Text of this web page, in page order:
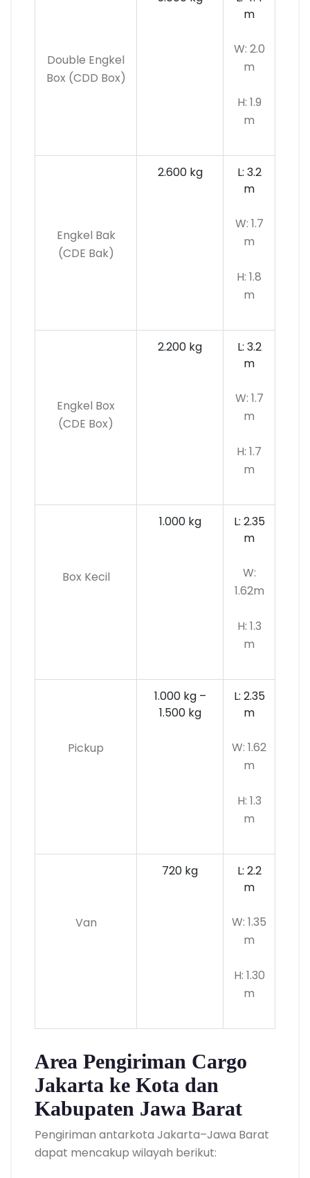
Double Engkel
Box (CDD Box)
m
W: 2.0
m
H: 1.9
m
Engkel Bak
(CDE Bak)
2.600 kg
L: 3.2
m
W: 1.7
m
H: 1.8
m
Engkel Box
(CDE Box)
2.200 kg
L: 3.2
m
W: 1.7
m
H: 1.7
m
Box Kecil
1.000 kg
L: 2.35
m
W:
1.62m
H: 1.3
m
Pickup
1.000 kg –
1.500 kg
L: 2.35
m
W: 1.62
m
H: 1.3
m
Van
720 kg
L: 2.2
m
W: 1.35
m
H: 1.30
m
Area Pengiriman Cargo
Jakarta ke Kota dan
Kabupaten Jawa Barat
Pengiriman antarkota Jakarta–Jawa Barat
dapat mencakup wilayah berikut: